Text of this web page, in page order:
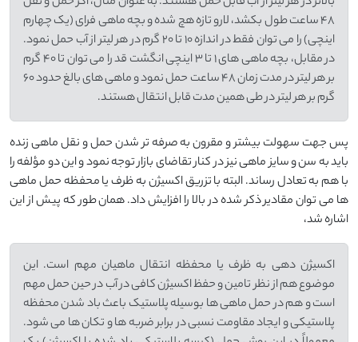
48 ساعت طول بکشد، لارو تازه هچ شده و بچه ماهی فرای (یک چهارم
اینچی) را می توان فقط در اندازه 10 تا 20 گرم در هر لیتر از آب حمل نمود.
در مقابل، بچه ماهی های 1 تا 3 اینچی انگشت قد را می توان تا 40 گرم
بر هر لیتر در مدت زمان 48 ساعت حمل نمود و ماهی های بالغ حدود 60
گرم بر هر لیتر در طی همین مدت قابل انتقال هستند.
پس جهت سهولت بیشتر و مقرون به صرفه تر شدن حمل و نقل ماهی زنده
باید به سن و سایز ماهی نیز در کنار تقاضای بازار توجه نمود و این دو مؤلفه را
با هم به تعادل رساند. البته با تزریق اکسیژن به ظرف یا محفظه حمل ماهی
ها می توان مقادیر ذکر شده در بالا را افزایش داد. همان طور که پیش از این
اشاره شد،
اکسیژن دهی به ظرف یا محفظه انتقال ماهیان مهم است. این
موضوع هم از نظر تامین و حفظ اکسیژن کافی در آب در حین حمل مهم
است و هم در حمل ماهی ها بوسیله پلاستیک باعث باد شدن محفظه
پلاستیکی و ایجاد مقاومت نسبی در برابر ضربه ها و تکان ها می شود.